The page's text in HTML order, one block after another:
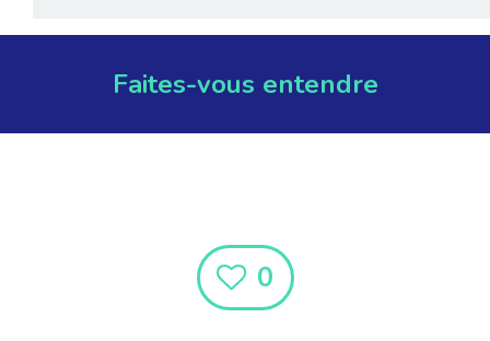
Faites-vous entendre
0